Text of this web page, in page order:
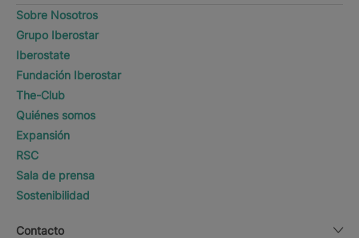
Sobre Nosotros
Grupo Iberostar
Iberostate
Fundación Iberostar
The-Club
Quiénes somos
Expansión
RSC
Sala de prensa
Sostenibilidad
Contacto